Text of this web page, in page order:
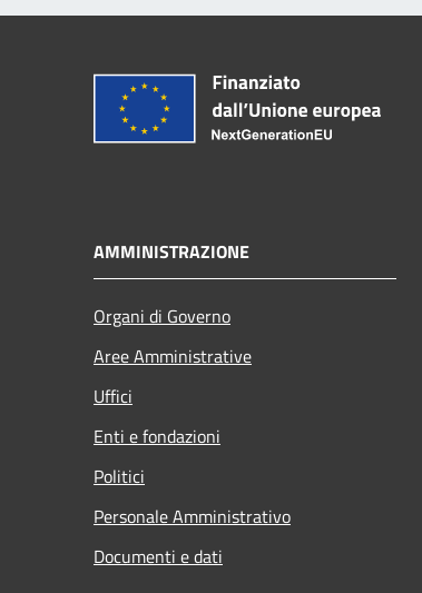
AMMINISTRAZIONE
Organi di Governo
Aree Amministrative
Uffici
Enti e fondazioni
Politici
Personale Amministrativo
Documenti e dati